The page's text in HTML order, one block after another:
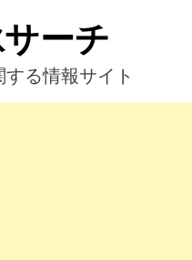
ーチ
る情報サイト